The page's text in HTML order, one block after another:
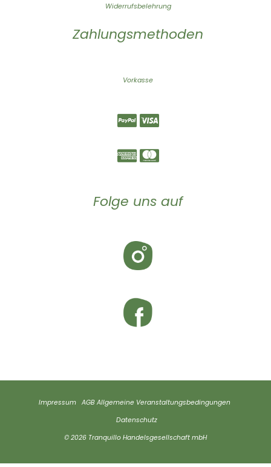
Widerrufsbelehrung
Zahlungsmethoden
Vorkasse
Folge uns auf
Impressum AGB Allgemeine Veranstaltungsbedingungen
Datenschutz
© 2026 Tranquillo Handelsgesellschaft mbH